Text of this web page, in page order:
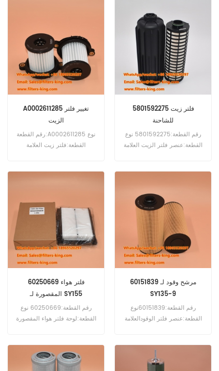
A0002611285 تغيير فلتر
الزيت
رقم القطعة:A0002611285 نوع
القطعة:فلتر زيت العلامة
5801592275 فلتر زيت
للشاحنة
رقم القطعة:5801592275 نوع
القطعة:عنصر فلتر الزيت العلامة
60250669 فلتر هواء
المقصورة لـ SY155
رقم القطعة:60250669 نوع
القطعة:لوحة فلتر هواء المقصورة
التوافق:Sany SY135 SY155
SY215 SY235 SY335 SY365
60151839 مرشح وقود لـ
SY135-9
رقم القطعة:60151839نوع
القطعة:عنصر فلتر الوقودالعلامة
قطعةالتوافق:Sany SY135-9
SY135C SY150 SY155 SY155-